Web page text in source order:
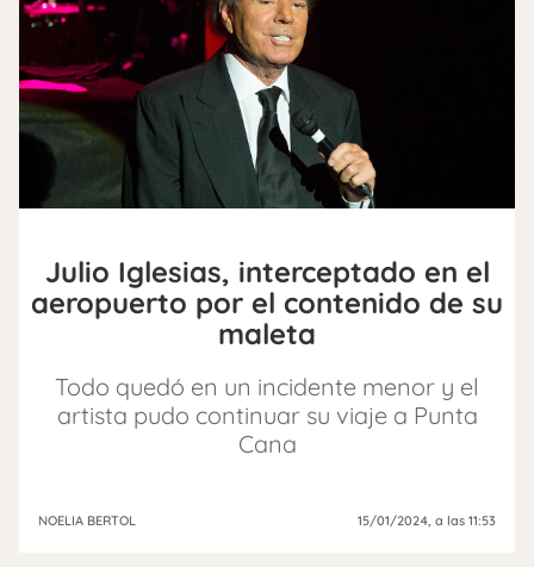
Julio Iglesias, interceptado en el
aeropuerto por el contenido de su
maleta
Todo quedó en un incidente menor y el
artista pudo continuar su viaje a Punta
Cana
NOELIA BERTOL 15/01/2024, a las 11:53